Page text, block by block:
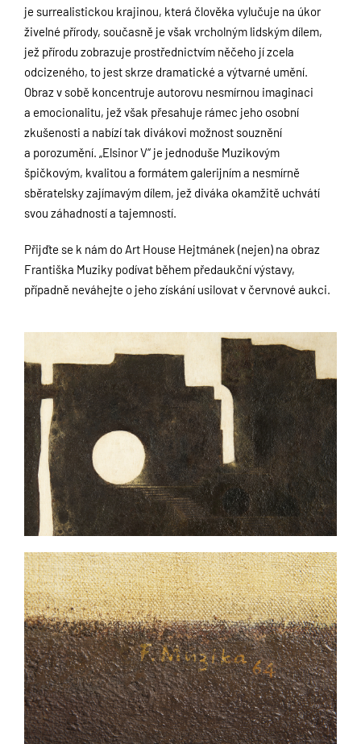
je surrealistickou krajinou, která člověka vylučuje na úkor
živelné přírody, současně je však vrcholným lidským dílem,
jež přírodu zobrazuje prostřednictvím něčeho jí zcela
odcizeného, to jest skrze dramatické a výtvarné umění.
Obraz v sobě koncentruje autorovu nesmírnou imaginaci
a emocionalitu, jež však přesahuje rámec jeho osobní
zkušenosti a nabízí tak divákovi možnost souznění
a porozumění. „Elsinor V“ je jednoduše Muzikovým
špičkovým, kvalitou a formátem galerijním a nesmírně
sběratelsky zajímavým dílem, jež diváka okamžitě uchvátí
svou záhadností a tajemností.
Přijďte se k nám do Art House Hejtmánek (nejen) na obraz
Františka Muziky podívat během předaukční výstavy,
případně neváhejte o jeho získání usilovat v červnové aukci.